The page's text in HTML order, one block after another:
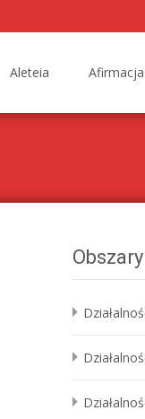
Aleteia Afirmacja